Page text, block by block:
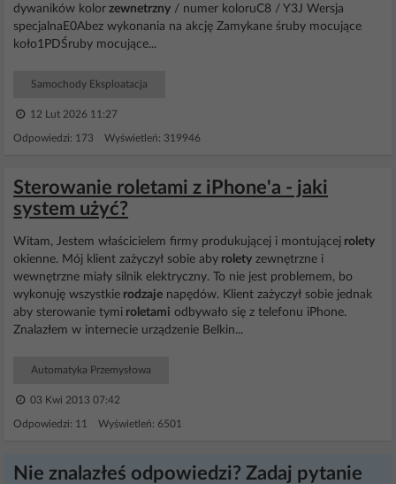
dywaników kolor zewnetrzny / numer koloruC8 / Y3J Wersja
specjalnaE0Abez wykonania na akcję Zamykane śruby mocujące
koło1PDŚruby mocujące...
Samochody Eksploatacja
12 Lut 2026 11:27
Odpowiedzi: 173 Wyświetleń: 319946
Sterowanie roletami z iPhone'a - jaki
system użyć?
Witam, Jestem właścicielem firmy produkującej i montującej rolety
okienne. Mój klient zażyczył sobie aby rolety zewnętrzne i
wewnętrzne miały silnik elektryczny. To nie jest problemem, bo
wykonuję wszystkie rodzaje napędów. Klient zażyczył sobie jednak
aby sterowanie tymi roletami odbywało się z telefonu iPhone.
Znalazłem w internecie urządzenie Belkin...
Automatyka Przemysłowa
03 Kwi 2013 07:42
Odpowiedzi: 11 Wyświetleń: 6501
Nie znalazłeś odpowiedzi? Zadaj pytanie